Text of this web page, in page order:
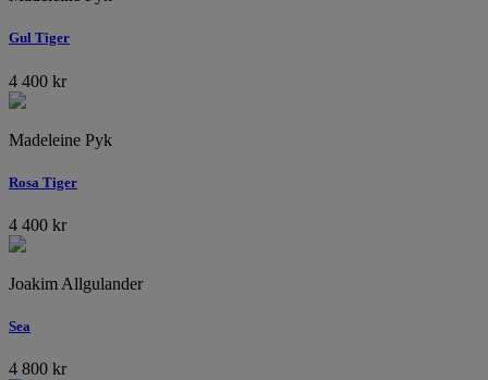
Gul Tiger
4 400 kr
Madeleine Pyk
Rosa Tiger
4 400 kr
Joakim Allgulander
Sea
4 800 kr